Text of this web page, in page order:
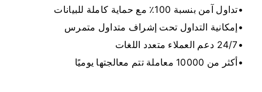
تداول آمن بنسبة 100٪ مع حماية كاملة للبيانات
إمكانية التداول تحت إشراف متداول متمرس
24/7 دعم العملاء متعدد اللغات
أكثر من 10000 معاملة تتم معالجتها يوميًا